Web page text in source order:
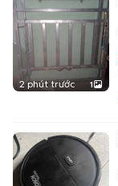
2 phút trước 1